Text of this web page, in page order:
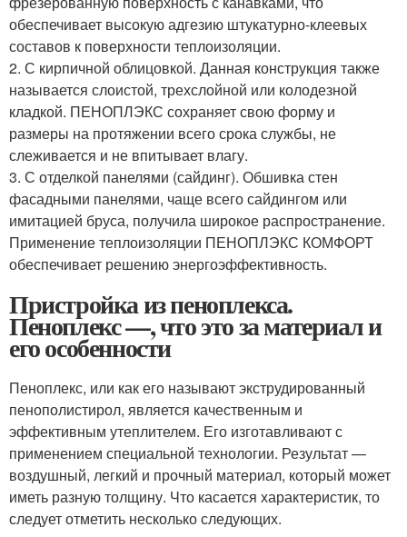
обеспечивает высокую адгезию штукатурно-клеевых
составов к поверхности теплоизоляции.
2. С кирпичной облицовкой. Данная конструкция также
называется слоистой, трехслойной или колодезной
кладкой. ПЕНОПЛЭКС сохраняет свою форму и
размеры на протяжении всего срока службы, не
слеживается и не впитывает влагу.
3. С отделкой панелями (сайдинг). Обшивка стен
фасадными панелями, чаще всего сайдингом или
имитацией бруса, получила широкое распространение.
Применение теплоизоляции ПЕНОПЛЭКС КОМФОРТ
обеспечивает решению энергоэффективность.
Пристройка из пеноплекса.
Пеноплекс —, что это за материал и
его особенности
Пеноплекс, или как его называют экструдированный
пенополистирол, является качественным и
эффективным утеплителем. Его изготавливают с
применением специальной технологии. Результат —
воздушный, легкий и прочный материал, который может
иметь разную толщину. Что касается характеристик, то
следует отметить несколько следующих.